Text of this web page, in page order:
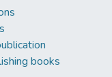
books